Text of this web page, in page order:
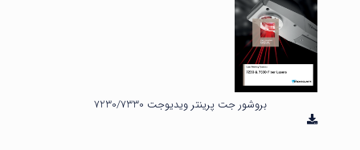
بروشور جت پرینتر ویدیوجت 7230/7330